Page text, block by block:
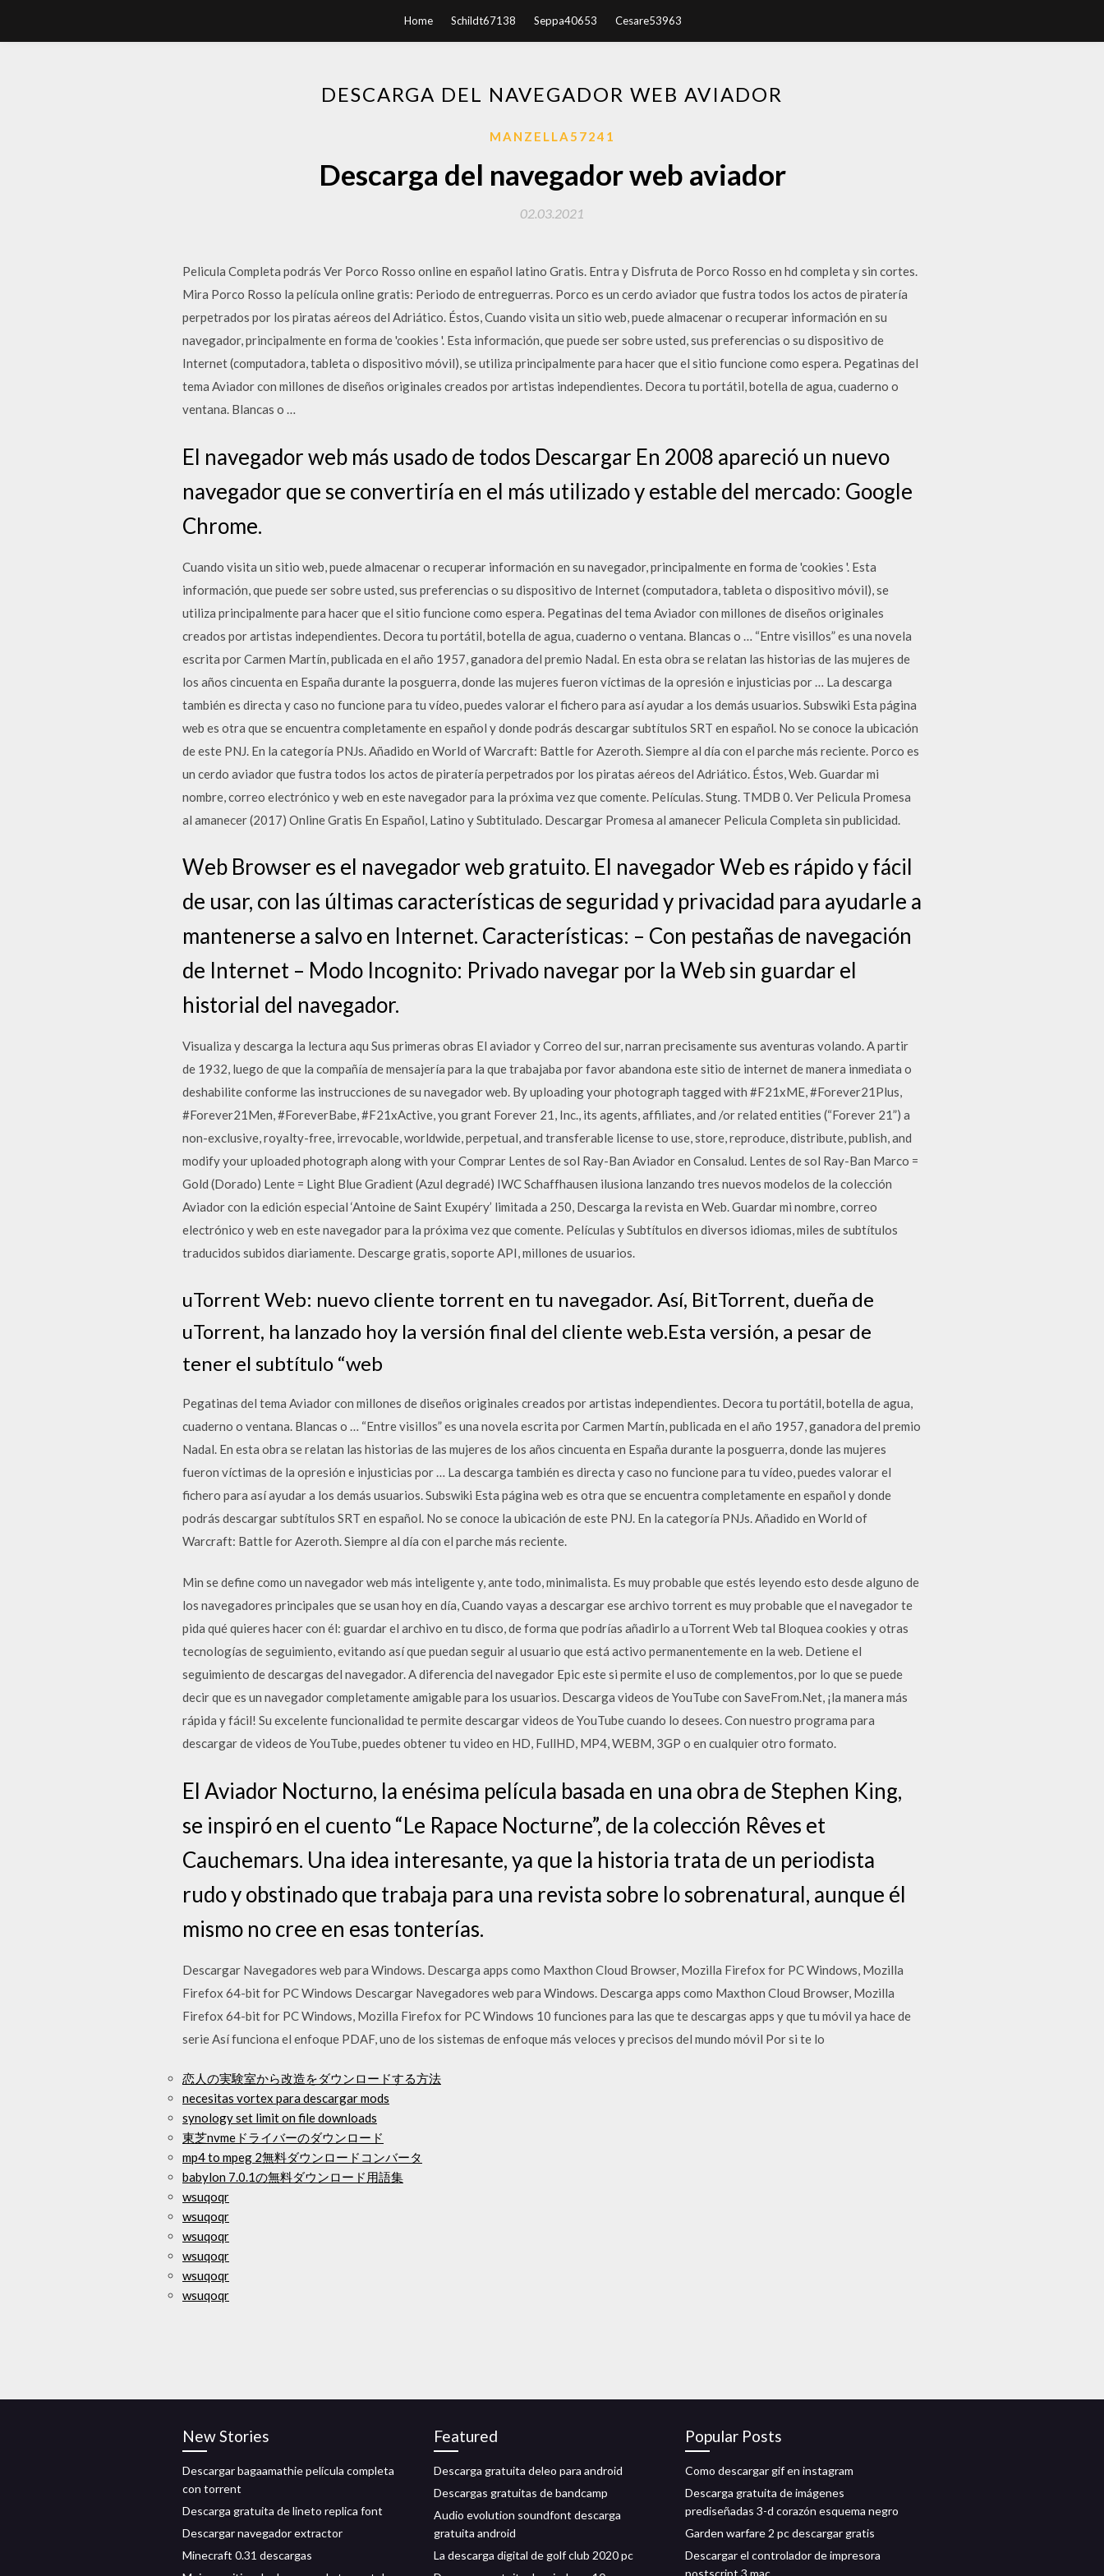
Home Schildt67138 Seppa40653 Cesare53963
DESCARGA DEL NAVEGADOR WEB AVIADOR
MANZELLA57241
Descarga del navegador web aviador
02.03.2021
Pelicula Completa podrás Ver Porco Rosso online en español latino Gratis. Entra y Disfruta de Porco Rosso en hd completa y sin cortes.
Mira Porco Rosso la película online gratis: Periodo de entreguerras. Porco es un cerdo aviador que fustra todos los actos de piratería
perpetrados por los piratas aéreos del Adriático. Éstos, Cuando visita un sitio web, puede almacenar o recuperar información en su
navegador, principalmente en forma de 'cookies '. Esta información, que puede ser sobre usted, sus preferencias o su dispositivo de
Internet (computadora, tableta o dispositivo móvil), se utiliza principalmente para hacer que el sitio funcione como espera. Pegatinas del
tema Aviador con millones de diseños originales creados por artistas independientes. Decora tu portátil, botella de agua, cuaderno o
ventana. Blancas o …
El navegador web más usado de todos Descargar En 2008 apareció un nuevo
navegador que se convertiría en el más utilizado y estable del mercado: Google
Chrome.
Cuando visita un sitio web, puede almacenar o recuperar información en su navegador, principalmente en forma de 'cookies '. Esta
información, que puede ser sobre usted, sus preferencias o su dispositivo de Internet (computadora, tableta o dispositivo móvil), se
utiliza principalmente para hacer que el sitio funcione como espera. Pegatinas del tema Aviador con millones de diseños originales
creados por artistas independientes. Decora tu portátil, botella de agua, cuaderno o ventana. Blancas o … “Entre visillos” es una novela
escrita por Carmen Martín, publicada en el año 1957, ganadora del premio Nadal. En esta obra se relatan las historias de las mujeres de
los años cincuenta en España durante la posguerra, donde las mujeres fueron víctimas de la opresión e injusticias por … La descarga
también es directa y caso no funcione para tu vídeo, puedes valorar el fichero para así ayudar a los demás usuarios. Subswiki Esta página
web es otra que se encuentra completamente en español y donde podrás descargar subtítulos SRT en español. No se conoce la ubicación
de este PNJ. En la categoría PNJs. Añadido en World of Warcraft: Battle for Azeroth. Siempre al día con el parche más reciente. Porco es
un cerdo aviador que fustra todos los actos de piratería perpetrados por los piratas aéreos del Adriático. Éstos, Web. Guardar mi
nombre, correo electrónico y web en este navegador para la próxima vez que comente. Películas. Stung. TMDB 0. Ver Pelicula Promesa
al amanecer (2017) Online Gratis En Español, Latino y Subtitulado. Descargar Promesa al amanecer Pelicula Completa sin publicidad.
Web Browser es el navegador web gratuito. El navegador Web es rápido y fácil
de usar, con las últimas características de seguridad y privacidad para ayudarle a
mantenerse a salvo en Internet. Características: – Con pestañas de navegación
de Internet – Modo Incognito: Privado navegar por la Web sin guardar el
historial del navegador.
Visualiza y descarga la lectura aqu Sus primeras obras El aviador y Correo del sur, narran precisamente sus aventuras volando. A partir
de 1932, luego de que la compañía de mensajería para la que trabajaba por favor abandona este sitio de internet de manera inmediata o
deshabilite conforme las instrucciones de su navegador web. By uploading your photograph tagged with #F21xME, #Forever21Plus,
#Forever21Men, #ForeverBabe, #F21xActive, you grant Forever 21, Inc., its agents, affiliates, and /or related entities (“Forever 21”) a
non-exclusive, royalty-free, irrevocable, worldwide, perpetual, and transferable license to use, store, reproduce, distribute, publish, and
modify your uploaded photograph along with your Comprar Lentes de sol Ray-Ban Aviador en Consalud. Lentes de sol Ray-Ban Marco =
Gold (Dorado) Lente = Light Blue Gradient (Azul degradé) IWC Schaffhausen ilusiona lanzando tres nuevos modelos de la colección
Aviador con la edición especial ‘Antoine de Saint Exupéry’ limitada a 250, Descarga la revista en Web. Guardar mi nombre, correo
electrónico y web en este navegador para la próxima vez que comente. Películas y Subtítulos en diversos idiomas, miles de subtítulos
traducidos subidos diariamente. Descarge gratis, soporte API, millones de usuarios.
uTorrent Web: nuevo cliente torrent en tu navegador. Así, BitTorrent, dueña de
uTorrent, ha lanzado hoy la versión final del cliente web.Esta versión, a pesar de
tener el subtítulo “web
Pegatinas del tema Aviador con millones de diseños originales creados por artistas independientes. Decora tu portátil, botella de agua,
cuaderno o ventana. Blancas o … “Entre visillos” es una novela escrita por Carmen Martín, publicada en el año 1957, ganadora del premio
Nadal. En esta obra se relatan las historias de las mujeres de los años cincuenta en España durante la posguerra, donde las mujeres
fueron víctimas de la opresión e injusticias por … La descarga también es directa y caso no funcione para tu vídeo, puedes valorar el
fichero para así ayudar a los demás usuarios. Subswiki Esta página web es otra que se encuentra completamente en español y donde
podrás descargar subtítulos SRT en español. No se conoce la ubicación de este PNJ. En la categoría PNJs. Añadido en World of
Warcraft: Battle for Azeroth. Siempre al día con el parche más reciente.
Min se define como un navegador web más inteligente y, ante todo, minimalista. Es muy probable que estés leyendo esto desde alguno de
los navegadores principales que se usan hoy en día, Cuando vayas a descargar ese archivo torrent es muy probable que el navegador te
pida qué quieres hacer con él: guardar el archivo en tu disco, de forma que podrías añadirlo a uTorrent Web tal Bloquea cookies y otras
tecnologías de seguimiento, evitando así que puedan seguir al usuario que está activo permanentemente en la web. Detiene el
seguimiento de descargas del navegador. A diferencia del navegador Epic este si permite el uso de complementos, por lo que se puede
decir que es un navegador completamente amigable para los usuarios. Descarga videos de YouTube con SaveFrom.Net, ¡la manera más
rápida y fácil! Su excelente funcionalidad te permite descargar videos de YouTube cuando lo desees. Con nuestro programa para
descargar de videos de YouTube, puedes obtener tu video en HD, FullHD, MP4, WEBM, 3GP o en cualquier otro formato.
El Aviador Nocturno, la enésima película basada en una obra de Stephen King,
se inspiró en el cuento “Le Rapace Nocturne”, de la colección Rêves et
Cauchemars. Una idea interesante, ya que la historia trata de un periodista
rudo y obstinado que trabaja para una revista sobre lo sobrenatural, aunque él
mismo no cree en esas tonterías.
Descargar Navegadores web para Windows. Descarga apps como Maxthon Cloud Browser, Mozilla Firefox for PC Windows, Mozilla
Firefox 64-bit for PC Windows Descargar Navegadores web para Windows. Descarga apps como Maxthon Cloud Browser, Mozilla
Firefox 64-bit for PC Windows, Mozilla Firefox for PC Windows 10 funciones para las que te descargas apps y que tu móvil ya hace de
serie Así funciona el enfoque PDAF, uno de los sistemas de enfoque más veloces y precisos del mundo móvil Por si te lo
恋人の実験室から改造をダウンロードする方法
necesitas vortex para descargar mods
synology set limit on file downloads
東芝nvmeドライバーのダウンロード
mp4 to mpeg 2無料ダウンロードコンバータ
babylon 7.0.1の無料ダウンロード用語集
wsuqoqr
wsuqoqr
wsuqoqr
wsuqoqr
wsuqoqr
wsuqoqr
New Stories
Descargar bagaamathie película completa
con torrent
Descarga gratuita de lineto replica font
Descargar navegador extractor
Minecraft 0.31 descargas
Featured
Descarga gratuita deleo para android
Descargas gratuitas de bandcamp
Audio evolution soundfont descarga
gratuita android
La descarga digital de golf club 2020 pc
Popular Posts
Como descargar gif en instagram
Descarga gratuita de imágenes
prediseñadas 3-d corazón esquema negro
Garden warfare 2 pc descargar gratis
Descargar el controlador de impresora
postscript 3 mac